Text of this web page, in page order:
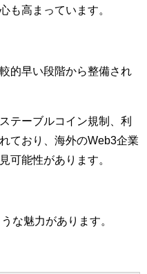
も高まっています。
的早い段階から整備され
テーブルコイン規制、利
ており、海外のWeb3企業
可能性があります。
な魅力があります。